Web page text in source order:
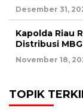
Desember 31,
Kapolda Riau
Distribusi
November 18,
TOPIK